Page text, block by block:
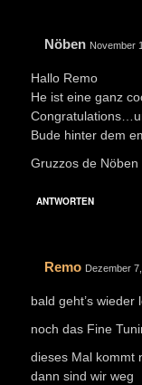
Nöben November
Hallo Remo
He ist eine ganz
Bude hinter dem
Gruzzos de Nöben
ANTWORTEN
Remo Dezember
bald geht’s wieder
noch das Fine
dieses Mal kommt
dann sind wir weg